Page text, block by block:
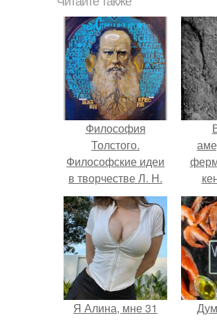
Философия
Толстого.
Философские идеи
в творчестве Л. Н.
Толстого.
Я Алина, мне 31